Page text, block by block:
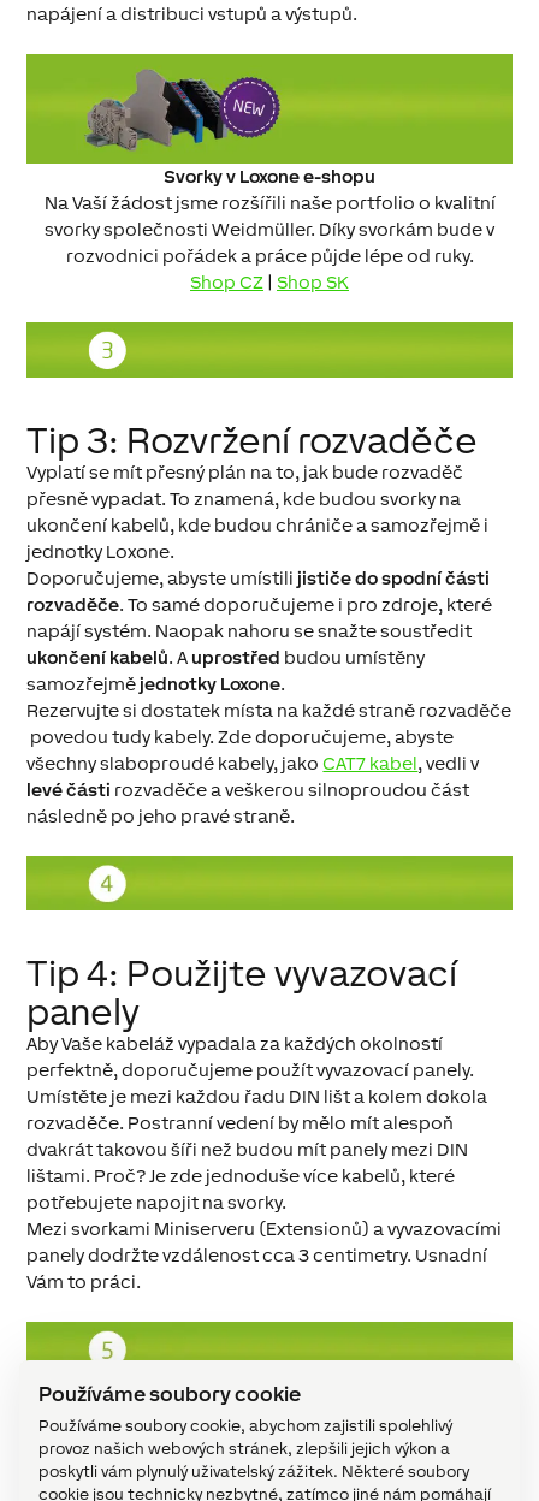
Používáme soubory cookie
Používáme soubory cookie, abychom zajistili spolehlivý
provoz našich webových stránek, zlepšili jejich výkon a
poskytli vám plynulý uživatelský zážitek. Některé soubory
cookie jsou technicky nezbytné, zatímco jiné nám pomáhají
napájení a distribuci vstupů a výstupů.
Svorky v Loxone e-shopu
Na Vaší žádost jsme rozšířili naše portfolio o kvalitní
svorky společnosti Weidmüller. Díky svorkám bude v
rozvodnici pořádek a práce půjde lépe od ruky.
Shop CZ
Shop SK
Tip 3: Rozvržení rozvaděče
Vyplatí se mít přesný plán na to, jak bude rozvaděč
přesně vypadat. To znamená, kde budou svorky na
ukončení kabelů, kde budou chrániče a samozřejmě i
jednotky Loxone.
Doporučujeme, abyste umístilijističe do spodní části
rozvaděče. To samé doporučujeme i prozdroje, které
napájí systém. Naopak nahoru se snažte soustředit
ukončení kabelů. A uprostřed budou umístěny
samozřejmějednotky Loxone.
Rezervujte si dostatek místa na každé straně rozvaděče
povedou tudy kabely. Zde doporučujeme, abyste
všechny slaboproudé kabely, jako CAT7 kabel, vedli v
levé části rozvaděče a veškerou silnoproudou část
následně po jeho pravé straně.
Tip 4: Použijte vyvazovací
panely
Aby Vaše kabeláž vypadala za každých okolností
perfektně, doporučujeme použít vyvazovací panely.
Umístěte je mezi každou řadu DIN lišt a kolem dokola
rozvaděče. Postranní vedení by mělo mít alespoň
dvakrát takovou šíři než budou mít panely mezi DIN
lištami. Proč? Je zde jednoduše více kabelů, které
potřebujete napojit na svorky.
Mezi svorkami Miniserveru (Extensionů) a vyvazovacími
panely dodržte vzdálenost cca 3 centimetry. Usnadní
Vám to práci.
Tip 5: Zvolte ten správný
kabel